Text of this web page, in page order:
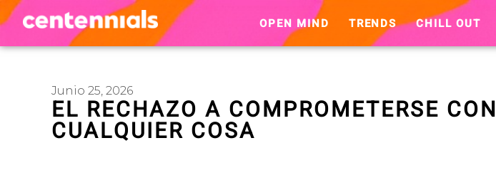
OPEN MIND TRENDS CHILL OUT
Junio 25, 2026
EL RECHAZO A COMPROMETERSE CON
CUALQUIER COSA